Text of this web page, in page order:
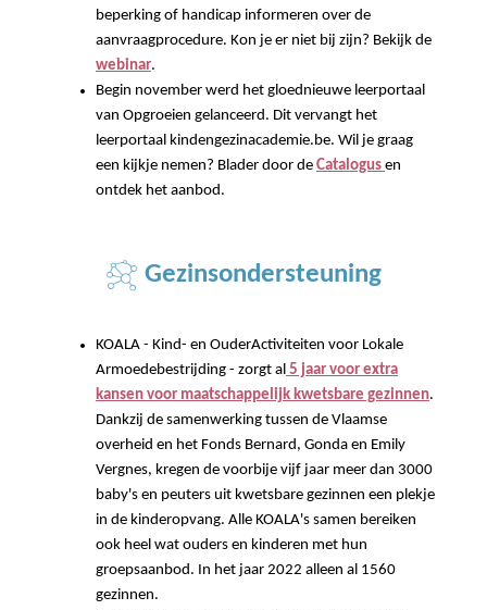
beperking of handicap informeren over de
aanvraagprocedure. Kon je er niet bij zijn? Bekijk de
webinar.
Begin november werd het gloednieuwe leerportaal
van Opgroeien gelanceerd. Dit vervangt het
leerportaal kindengezinacademie.be. Wil je graag
een kijkje nemen? Blader door de Catalogus en
ontdek het aanbod.
Gezinsondersteuning
KOALA - Kind- en OuderActiviteiten voor Lokale
Armoedebestrijding - zorgt al 5 jaar voor extra
kansen voor maatschappelijk kwetsbare gezinnen.
Dankzij de samenwerking tussen de Vlaamse
overheid en het Fonds Bernard, Gonda en Emily
Vergnes, kregen de voorbije vijf jaar meer dan 3000
baby's en peuters uit kwetsbare gezinnen een plekje
in de kinderopvang. Alle KOALA's samen bereiken
ook heel wat ouders en kinderen met hun
groepsaanbod. In het jaar 2022 alleen al 1560
gezinnen.